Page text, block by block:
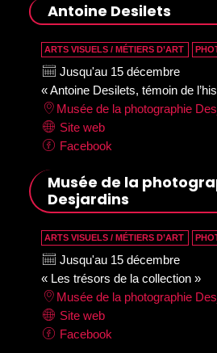
Antoine Desilets
ARTS VISUELS / MÉTIERS D’ART
Jusqu'au 15 décembre
« Antoine Desilets, témoin de
Musée de la photographie
Site web
Facebook
Musée de la
Desjardins
ARTS VISUELS / MÉTIERS D’ART
Jusqu'au 15 décembre
« Les trésors de la collection »
Musée de la photographie
Site web
Facebook